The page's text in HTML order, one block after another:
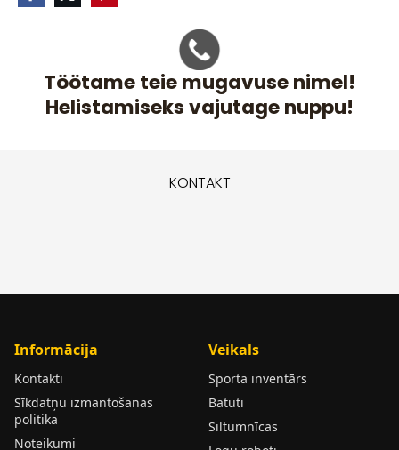
Töötame teie mugavuse nimel!
Helistamiseks vajutage nuppu!
KONTAKT
Informācija
Kontakti
Sīkdatņu izmantošanas
politika
Noteikumi
Veikals
Sporta inventārs
Batuti
Siltumnīcas